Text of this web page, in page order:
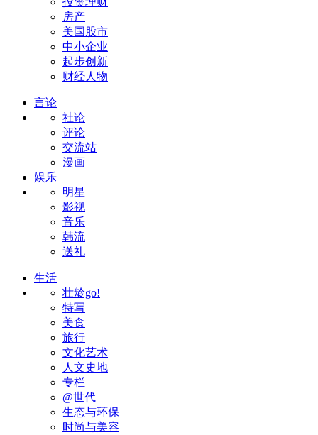
房产
美国股市
中小企业
起步创新
财经人物
言论
社论
评论
交流站
漫画
娱乐
明星
影视
音乐
韩流
送礼
生活
壮龄go!
特写
美食
旅行
文化艺术
人文史地
专栏
@世代
生态与环保
时尚与美容